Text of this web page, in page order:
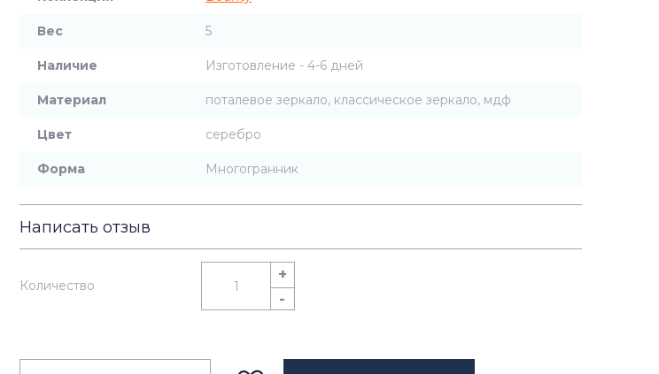
Вес 5
Наличие Изготовление - 4-6 дней
Материал поталевое зеркало, классическое зеркало, мдф
Цвет серебро
Форма Многогранник
Написать отзыв
Количество
+
-